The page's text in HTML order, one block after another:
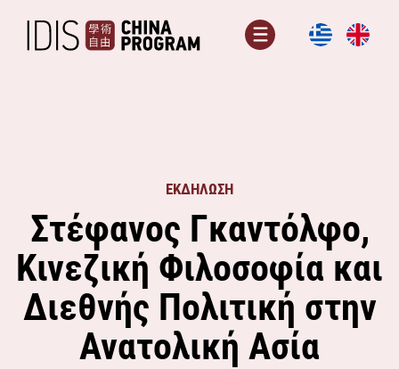
περιεχόμενο
Μενού
ΕΚΔΗΛΩΣΗ
Στέφανος Γκαντόλφο,
Κινεζική Φιλοσοφία και
Διεθνής Πολιτική στην
Ανατολική Ασία